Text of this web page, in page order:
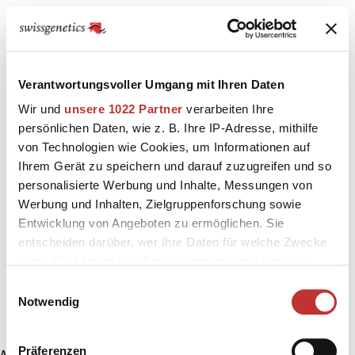
Verantwortungsvoller Umgang mit Ihren Daten
Wir und unsere 1022 Partner verarbeiten Ihre
persönlichen Daten, wie z. B. Ihre IP-Adresse, mithilfe
von Technologien wie Cookies, um Informationen auf
Ihrem Gerät zu speichern und darauf zuzugreifen und so
personalisierte Werbung und Inhalte, Messungen von
Werbung und Inhalten, Zielgruppenforschung sowie
Entwicklung von Angeboten zu ermöglichen. Sie
entscheiden darüber, wer Ihre Daten für welche Zwecke
Trigger Symbol ändern oder widerrufen
Notwendig
Präferenzen